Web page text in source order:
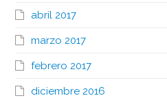
abril 2017
marzo 2017
febrero 2017
diciembre 2016